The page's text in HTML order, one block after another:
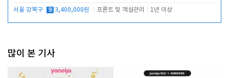
서울 강북구 월 3,400,000원 프론트 및 객실관리 1년 이상
많이 본 기사